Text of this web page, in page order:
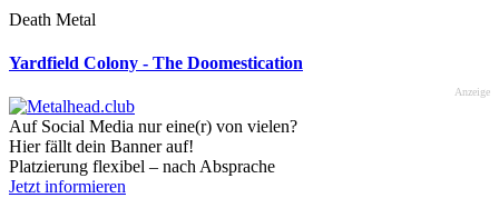
Death Metal
Yardfield Colony - The Doomestication
Anzeige
Auf Social Media nur eine(r) von vielen?
Hier fällt dein Banner auf!
Platzierung flexibel – nach Absprache
Jetzt informieren